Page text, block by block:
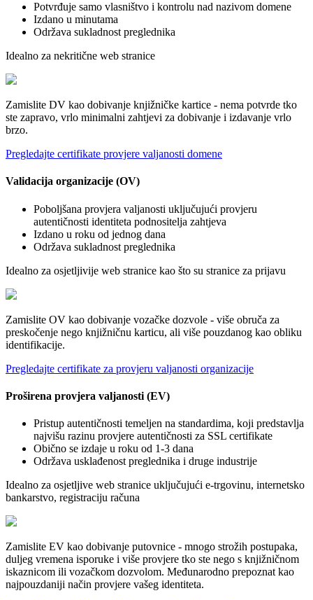
Potvrđuje samo vlasništvo i kontrolu nad nazivom domene
Izdano u minutama
Održava sukladnost preglednika
Idealno za nekritične web stranice
Zamislite DV kao dobivanje knjižničke kartice - nema potvrde tko
ste zapravo, vrlo minimalni zahtjevi za dobivanje i izdavanje vrlo
brzo.
Pregledajte certifikate provjere valjanosti domene
Validacija organizacije (OV)
Poboljšana provjera valjanosti uključujući provjeru
autentičnosti identiteta podnositelja zahtjeva
Izdano u roku od jednog dana
Održava sukladnost preglednika
Idealno za osjetljivije web stranice kao što su stranice za prijavu
Zamislite OV kao dobivanje vozačke dozvole - više obruča za
preskočenje nego knjižničnu karticu, ali više pouzdanog kao obliku
identifikacije.
Pregledajte certifikate za provjeru valjanosti organizacije
Proširena provjera valjanosti (EV)
Pristup autentičnosti temeljen na standardima, koji predstavlja
najvišu razinu provjere autentičnosti za SSL certifikate
Obično se izdaje u roku od 1-3 dana
Održava usklađenost preglednika i druge industrije
Idealno za osjetljive web stranice uključujući e-trgovinu, internetsko
bankarstvo, registraciju računa
Zamislite EV kao dobivanje putovnice - mnogo strožih postupaka,
duljeg vremena isporuke i više provjere tko ste nego s knjižničnom
iskaznicom ili vozačkom dozvolom. Međunarodno prepoznat kao
najpouzdaniji način provjere vašeg identiteta.